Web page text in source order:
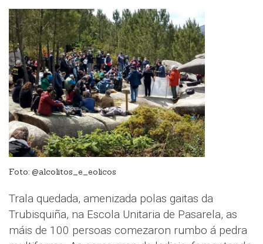
Foto: @alcolitos_e_eolicos
Trala quedada, amenizada polas gaitas da
Trubisquiña, na Escola Unitaria de Pasarela, as
máis de 100 persoas comezaron rumbo á pedra